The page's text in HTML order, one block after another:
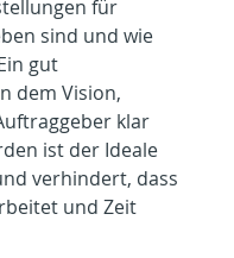
für
sind und wie
gut
dem Vision,
klar
ist der Ideale
verhindert, dass
und Zeit